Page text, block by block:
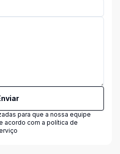
para que a nossa equipe
acordo com a política de